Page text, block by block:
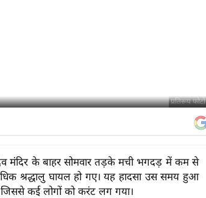
प्रतिरूप फोटो
मंदिर के बाहर सोमवार तड़के मची भगदड़ में कम से
श्रद्धालु घायल हो गए। यह हादसा उस समय हुआ
कई लोगों को करंट लग गया।